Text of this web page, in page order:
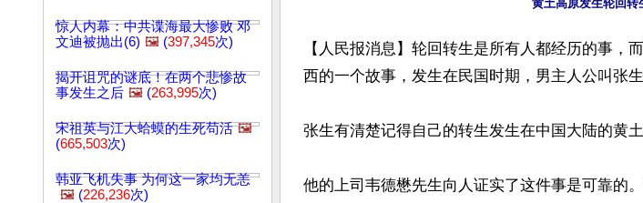
惊人内幕：中共谍海最大惨败 邓
文迪被抛出(6) 🖼️ (397,345次)
揭开诅咒的谜底！在两个悲惨故
事发生之后 🖼️ (263,995次)
宋祖英与江大蛤蟆的生死苟活 🖼️
(665,503次)
韩亚飞机失事 为何这一家均无恙
🖼️ (226,236次)
【人民报消息】轮回转生是所有人都经历的事，
西的一个故事，发生在民国时期，男主人公叫张生
张生有清楚记得自己的转生发生在中国大陆的黄
他的上司韦德懋先生向人证实了这件事是可靠的